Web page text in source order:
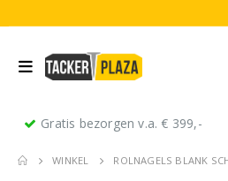
Gratis bezorgen v.a. € 399,-
WINKEL ROLNAGELS BLANK